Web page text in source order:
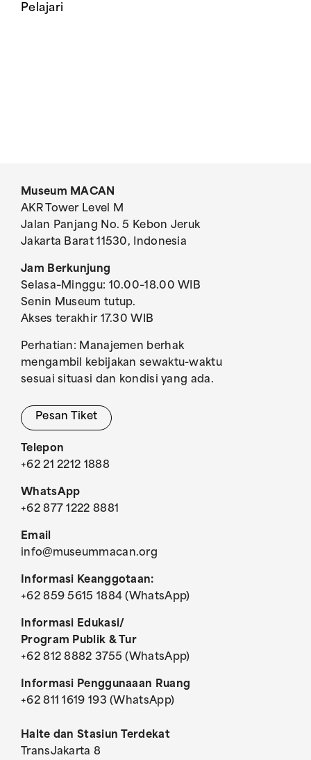
Pelajari
Museum MACAN
AKR Tower Level M
Jalan Panjang No. 5 Kebon Jeruk
Jakarta Barat 11530, Indonesia
Jam Berkunjung
Selasa–Minggu: 10.00–18.00 WIB
Senin Museum tutup.
Akses terakhir 17.30 WIB
Perhatian: Manajemen berhak
mengambil kebijakan sewaktu-waktu
sesuai situasi dan kondisi yang ada.
Pesan Tiket
Telepon
+62 21 2212 1888
WhatsApp
+62 877 1222 8881
Email
info@museummacan.org
Informasi Keanggotaan:
+62 859 5615 1884 (WhatsApp)
Informasi Edukasi/
Program Publik & Tur
+62 812 8882 3755 (WhatsApp)
Informasi Penggunaaan Ruang
+62 811 1619 193 (WhatsApp)
Halte dan Stasiun Terdekat
TransJakarta 8